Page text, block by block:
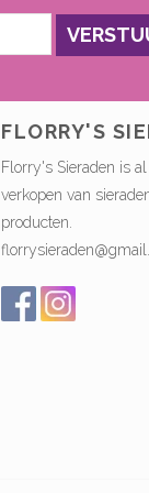
FLORRY'S
Florry's Sieraden is
verkopen van
producten.